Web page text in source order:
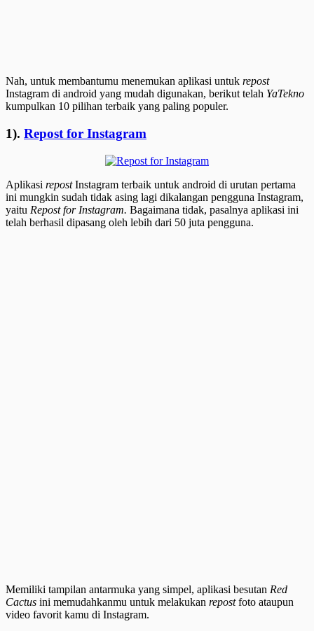
Nah, untuk membantumu menemukan aplikasi untuk repost
Instagram di android yang mudah digunakan, berikut telah YaTekno
kumpulkan 10 pilihan terbaik yang paling populer.
1). Repost for Instagram
Aplikasi repostInstagram terbaik untuk android di urutan pertama
ini mungkin sudah tidak asing lagi dikalangan pengguna Instagram,
yaitu Repost for Instagram. Bagaimana tidak, pasalnya aplikasi ini
telah berhasil dipasang oleh lebih dari 50 juta pengguna.
Memiliki tampilan antarmuka yang simpel, aplikasi besutan Red
Cactus ini memudahkanmu untuk melakukan repostfoto ataupun
video favorit kamu di Instagram.